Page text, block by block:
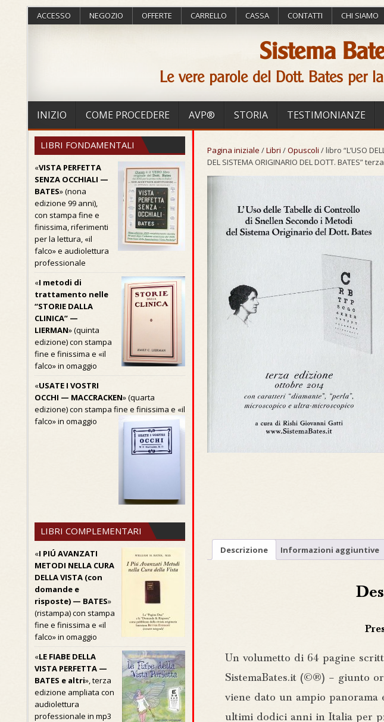
ACCESSO NEGOZIO OFFERTE CARRELLO CASSA CONTATTI CHI SIAMO
Sistema
Le vere parole del Dott. Bates per
INIZIO COME PROCEDERE AVP® STORIA TESTIMONIANZE
Pagina iniziale /Libri /Opuscoli / libro “L’USO
DEL SISTEMA ORIGINARIO DEL DOTT. BATES”
Descrizione Informazioni aggiuntive
Un volumetto di 64 pagine
SistemaBates.it (©®) – giunto
viene dato un ampio
ultimi dodici anni in Italia per
LIBRI FONDAMENTALI
«VISTA PERFETTA
SENZA OCCHIALI —
BATES» (nona
edizione 99 anni),
con stampa fine e
finissima, riferimenti
per la lettura, «il
falco» e audiolettura
professionale
«I metodi di
trattamento nelle
“STORIE DALLA
CLINICA” —
LIERMAN» (quinta
edizione) con stampa
fine e finissima e «il
falco» in omaggio
«USATE I VOSTRI
OCCHI — MACCRACKEN» (quarta
edizione) con stampa fine e finissima e «il
falco» in omaggio
LIBRI COMPLEMENTARI
«I PIÚ AVANZATI
METODI NELLA CURA
DELLA VISTA (con
domande e
risposte) — BATES»
(ristampa) con stampa
fine e finissima e «il
falco» in omaggio
«LE FIABE DELLA
VISTA PERFETTA —
BATES e altri», terza
edizione ampliata con
audiolettura
professionale in mp3